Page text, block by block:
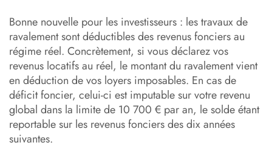
Bonne nouvelle pour les investisseurs : les travaux de
ravalement sont déductibles des revenus fonciers au
régime réel. Concrètement, si vous déclarez vos
revenus locatifs au réel, le montant du ravalement vient
en déduction de vos loyers imposables. En cas de
déficit foncier, celui-ci est imputable sur votre revenu
global dans la limite de 10 700 € par an, le solde étant
reportable sur les revenus fonciers des dix années
suivantes.